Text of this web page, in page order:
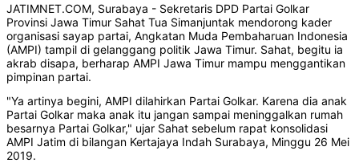
JATIMNET.COM, Surabaya - Sekretaris DPD Partai Golkar
Provinsi Jawa Timur Sahat Tua Simanjuntak mendorong kader
organisasi sayap partai, Angkatan Muda Pembaharuan Indonesia
(AMPI) tampil di gelanggang politik Jawa Timur. Sahat, begitu ia
akrab disapa, berharap AMPI Jawa Timur mampu menggantikan
pimpinan partai.
"Ya artinya begini, AMPI dilahirkan Partai Golkar. Karena dia anak
Partai Golkar maka anak itu jangan sampai meninggalkan rumah
besarnya Partai Golkar," ujar Sahat sebelum rapat konsolidasi
AMPI Jatim di bilangan Kertajaya Indah Surabaya, Minggu 26 Mei
2019.